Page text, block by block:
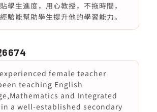
學生進度，用心教授，不拖時間，
驗能幫助學生提升他的學習能力。
6674
female teacher
teaching English
and Integrated
in a well-established secondary